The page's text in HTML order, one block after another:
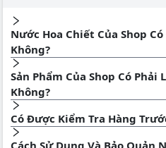
Nước Hoa Chiết Của Shop
Không?
Sản Phẩm Của Shop Có Phải
Không?
Có Được Kiểm Tra Hàng